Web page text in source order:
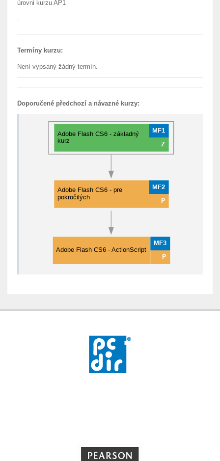
úrovni kurzu AP1
.
Termíny kurzu:
Není vypsaný žádný termín.
Doporučené předchozí a návazné kurzy: